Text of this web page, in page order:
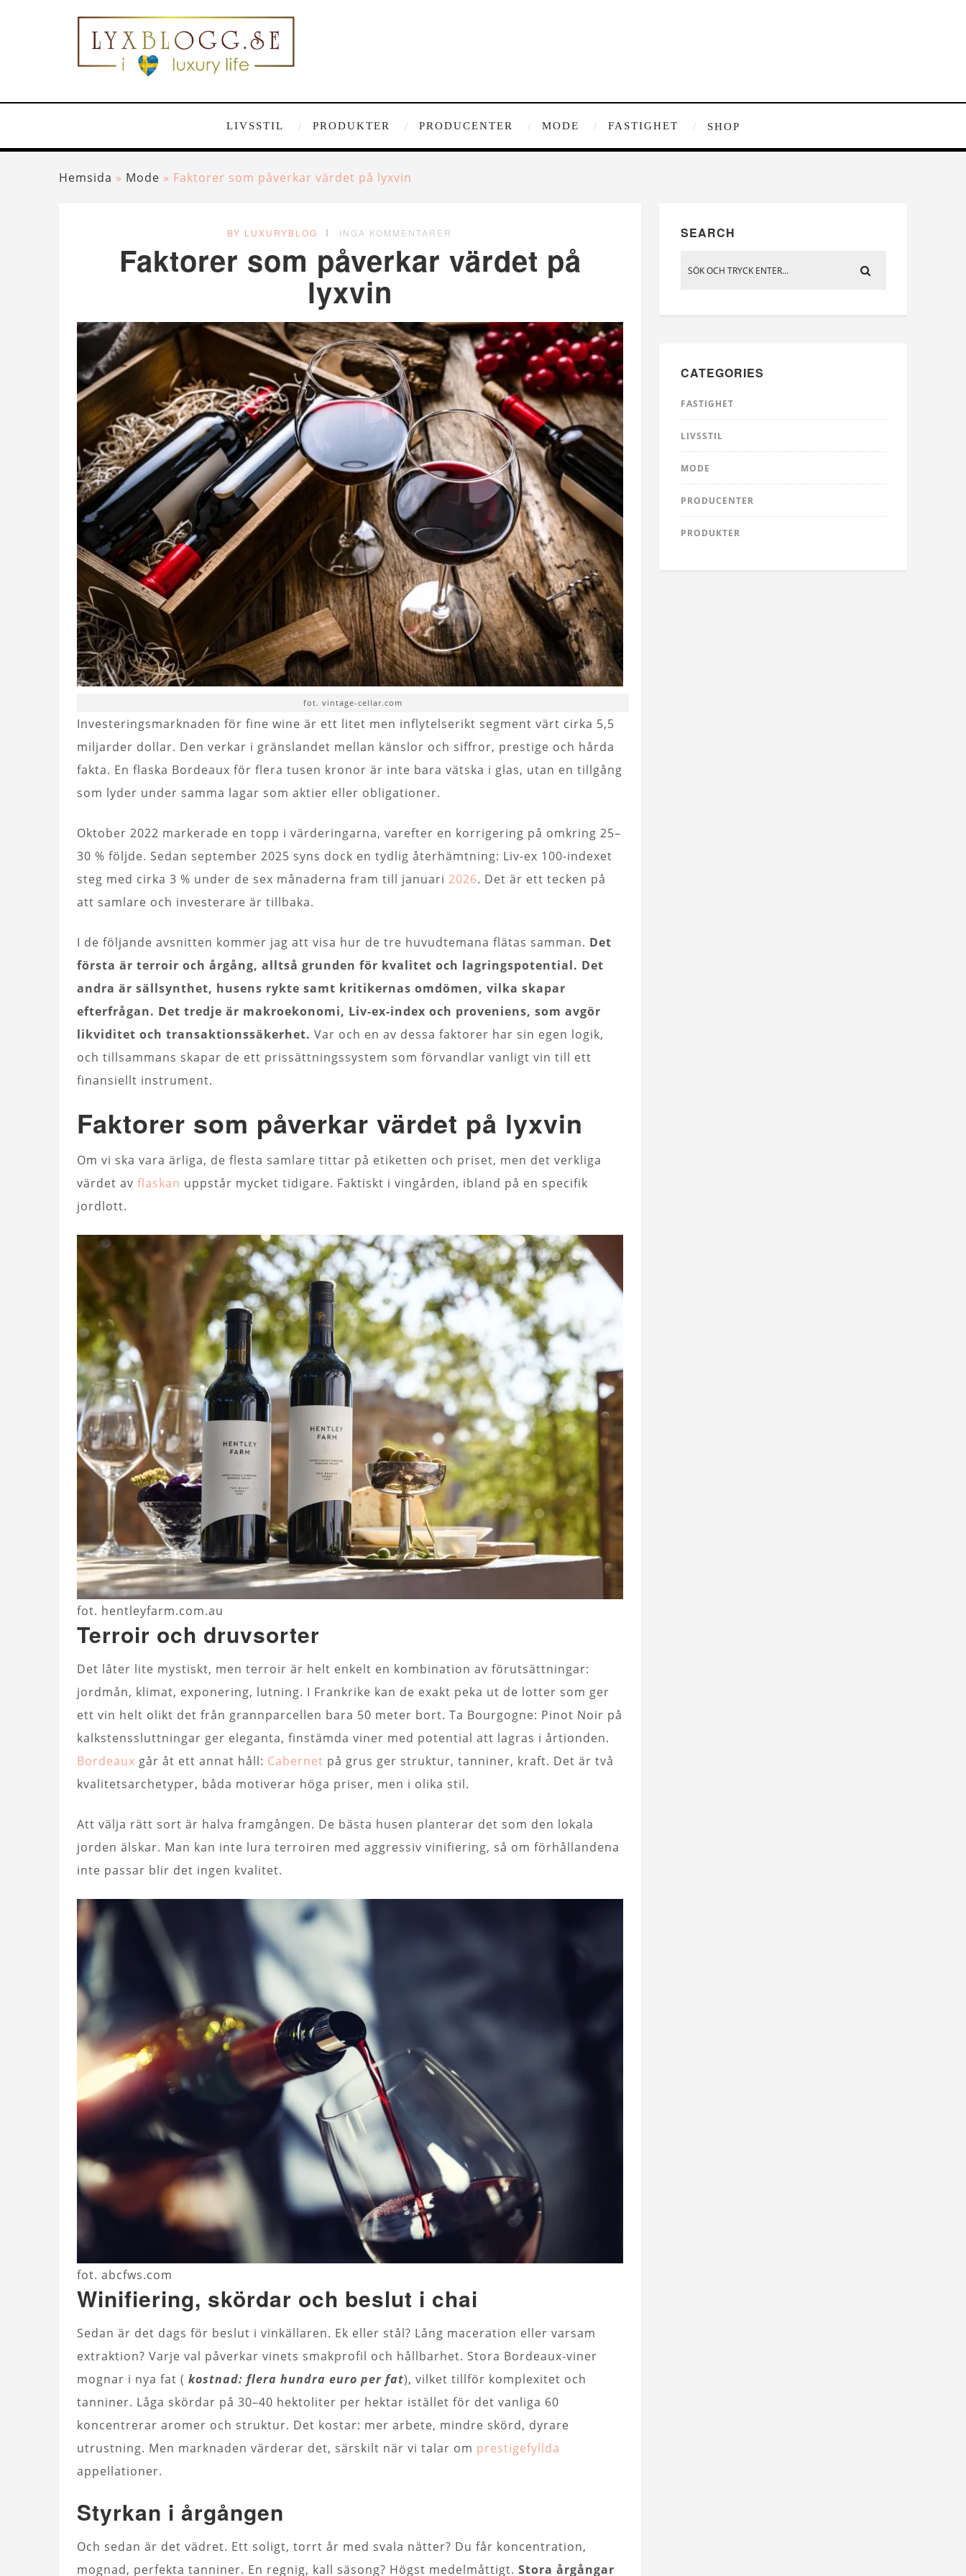
LIVSSTIL PRODUKTER PRODUCENTER MODE FASTIGHET SHOP
Hemsida » Mode » Faktorer som påverkar värdet på lyxvin
BY LUXURYBLOG INGA KOMMENTARER
Faktorer som påverkar värdet på
lyxvin
fot. vintage-cellar.com
Investeringsmarknaden för fine wine är ett litet men inflytelserikt segment värt cirka 5,5
miljarder dollar. Den verkar i gränslandet mellan känslor och siffror, prestige och hårda
fakta. En flaska Bordeaux för flera tusen kronor är inte bara vätska i glas, utan en tillgång
som lyder under samma lagar som aktier eller obligationer.
Oktober 2022 markerade en topp i värderingarna, varefter en korrigering på omkring 25–
30 % följde. Sedan september 2025 syns dock en tydlig återhämtning: Liv-ex 100-indexet
steg med cirka 3 % under de sex månaderna fram till januari 2026. Det är ett tecken på
att samlare och investerare är tillbaka.
I de följande avsnitten kommer jag att visa hur de tre huvudtemana flätas samman. Det
första är terroir och årgång, alltså grunden för kvalitet och lagringspotential. Det
andra är sällsynthet, husens rykte samt kritikernas omdömen, vilka skapar
efterfrågan. Det tredje är makroekonomi, Liv-ex-index och proveniens, som avgör
likviditet och transaktionssäkerhet. Var och en av dessa faktorer har sin egen logik,
och tillsammans skapar de ett prissättningssystem som förvandlar vanligt vin till ett
finansiellt instrument.
Faktorer som påverkar värdet på lyxvin
Om vi ska vara ärliga, de flesta samlare tittar på etiketten och priset, men det verkliga
värdet av flaskan uppstår mycket tidigare. Faktiskt i vingården, ibland på en specifik
jordlott.
fot. hentleyfarm.com.au
Terroir och druvsorter
Det låter lite mystiskt, men terroir är helt enkelt en kombination av förutsättningar:
jordmån, klimat, exponering, lutning. I Frankrike kan de exakt peka ut de lotter som ger
ett vin helt olikt det från grannparcellen bara 50 meter bort. Ta Bourgogne: Pinot Noir på
kalkstenssluttningar ger eleganta, finstämda viner med potential att lagras i årtionden.
Bordeaux går åt ett annat håll: Cabernet på grus ger struktur, tanniner, kraft. Det är två
kvalitetsarchetyper, båda motiverar höga priser, men i olika stil.
Att välja rätt sort är halva framgången. De bästa husen planterar det som den lokala
jorden älskar. Man kan inte lura terroiren med aggressiv vinifiering, så om förhållandena
inte passar blir det ingen kvalitet.
fot. abcfws.com
Winifiering, skördar och beslut i chai
Sedan är det dags för beslut i vinkällaren. Ek eller stål? Lång maceration eller varsam
extraktion? Varje val påverkar vinets smakprofil och hållbarhet. Stora Bordeaux-viner
mognar i nya fat ( kostnad: flera hundra euro per fat), vilket tillför komplexitet och
tanniner. Låga skördar på 30–40 hektoliter per hektar istället för det vanliga 60
koncentrerar aromer och struktur. Det kostar: mer arbete, mindre skörd, dyrare
utrustning. Men marknaden värderar det, särskilt när vi talar om prestigefyllda
appellationer.
Styrkan i årgången
Och sedan är det vädret. Ett soligt, torrt år med svala nätter? Du får koncentration,
mognad, perfekta tanniner. En regnig, kall säsong? Högst medelmåttigt. Stora årgångar
SEARCH
CATEGORIES
FASTIGHET
LIVSSTIL
MODE
PRODUCENTER
PRODUKTER